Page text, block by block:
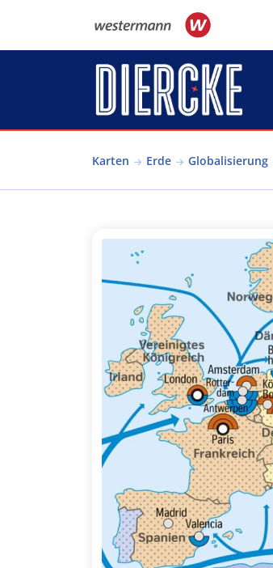
Karten Erde Globalisierung